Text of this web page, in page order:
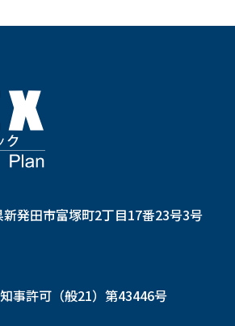
発田市富塚町2丁目17番23号3号
事許可（般21）第43446号